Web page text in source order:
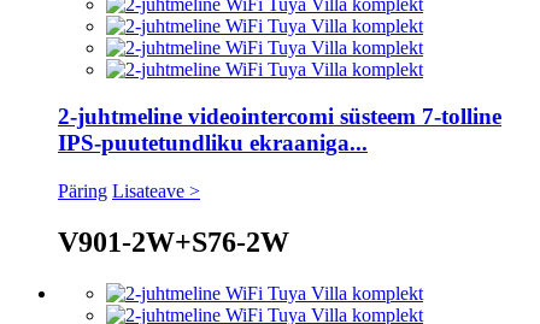
2-juhtmeline videointercomi süsteem 7-tolline
IPS-puutetundliku ekraaniga...
Päring Lisateave >
V901-2W+S76-2W